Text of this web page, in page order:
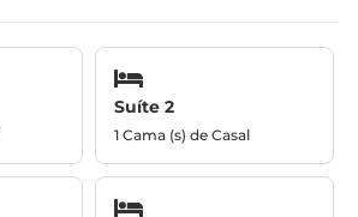
Suíte 2
1 Cama (s) de Casal